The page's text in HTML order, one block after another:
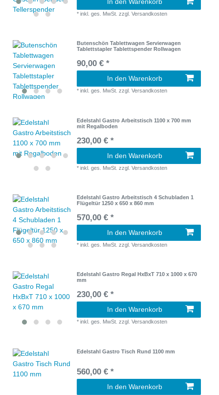
*inkl. ges. MwSt. zzgl.Versandkosten
Butenschön Tablettwagen Servierwagen
Tablettstapler Tablettspender Rollwagen
90,00 € *
In den Warenkorb
*inkl. ges. MwSt. zzgl.Versandkosten
Edelstahl Gastro Arbeitstisch 1100 x 700 mm
mit Regalboden
230,00 € *
In den Warenkorb
*inkl. ges. MwSt. zzgl.Versandkosten
Edelstahl Gastro Arbeitstisch 4 Schubladen 1
Flügeltür 1250 x 650 x 860 mm
570,00 € *
In den Warenkorb
*inkl. ges. MwSt. zzgl.Versandkosten
Edelstahl Gastro Regal HxBxT 710 x 1000 x 670
mm
230,00 € *
In den Warenkorb
*inkl. ges. MwSt. zzgl.Versandkosten
Edelstahl Gastro Tisch Rund 1100 mm
560,00 € *
In den Warenkorb